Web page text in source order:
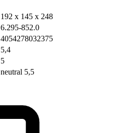
192 x 145 x 248
6.295-852.0
4054278032375
5,4
5
neutral 5,5